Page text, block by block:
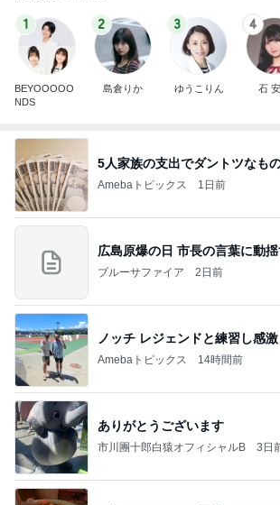
1
BEYOOOOO
NDS
2
島倉りか
3
ゆうこりん
4
石
5人家族の支出でダントツなも
Amebaトピックス 1日前
広島原爆の日 市長の言葉に動
ブルーサファイア 2日前
ノッチ レジェンドと練習し感激
Amebaトピックス 14時間前
ありがとうございます
市川團十郎白猿オフィシャルB 3日